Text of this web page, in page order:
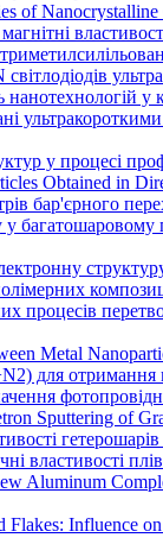
of
у
у процесі
Obtained in
бар'єрного
процесів
Metal
для
Sputtering of
властивості
Aluminum
Flakes: Influence